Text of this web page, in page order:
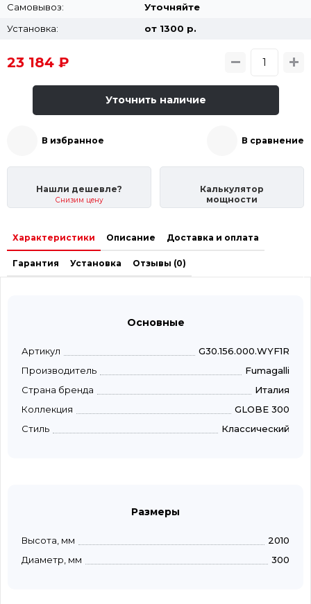
Самовывоз:
Уточняйте
Установка:
от 1300 p.
23 184 ₽
Уточнить наличие
В избранное В сравнение
Нашли дешевле?
Снизим цену
Калькулятор
мощности
Характеристики Описание Доставка и оплата
Гарантия Установка Отзывы (0)
Основные
Артикул
G30.156.000.WYF1R
Производитель
Fumagalli
Страна бренда
Италия
Коллекция
GLOBE 300
Стиль
Классический
Размеры
Высота, мм
2010
Диаметр, мм
300